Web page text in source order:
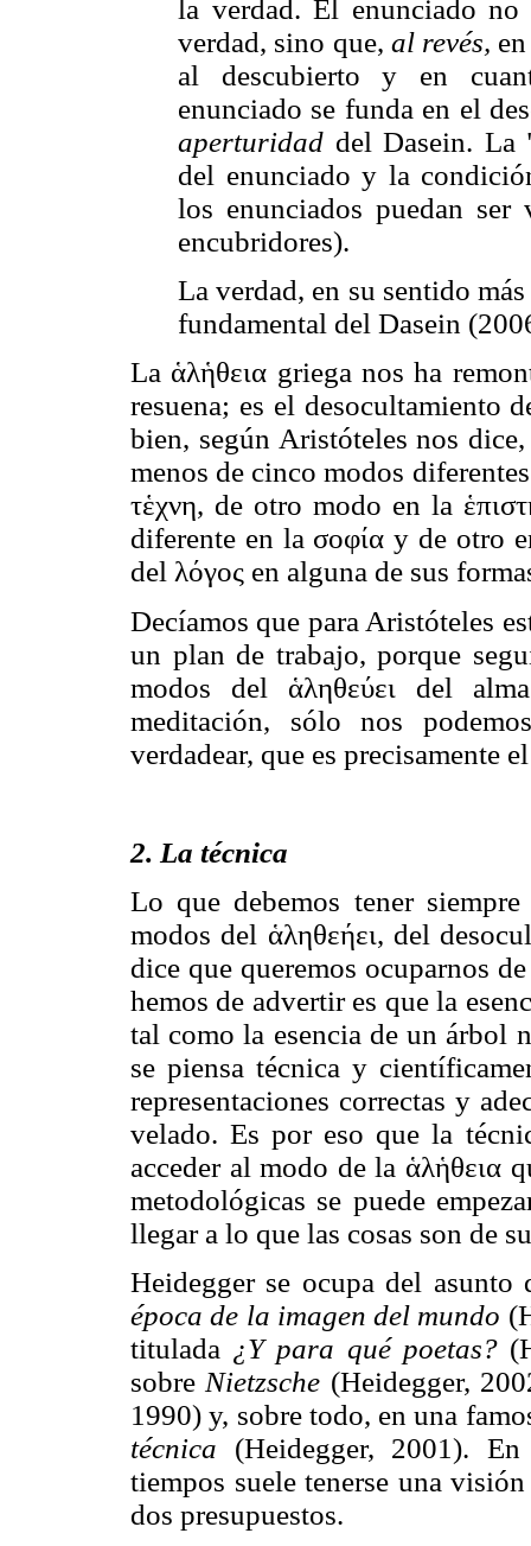
la verdad. El enunciado
verdad, sino que, al revés,
al descubierto y en
enunciado se funda en el
aperturidad del Dasein. La
del enunciado y la
los enunciados puedan ser
encubridores).
La verdad, en su sentido
fundamental del Dasein
La ἁλἡθεια griega nos ha
resuena; es el desocultamiento
bien, según Aristóteles nos
menos de cinco modos
τἑχνη, de otro modo en la
diferente en la σοφία y de otro
del λόγος en alguna de sus
Decíamos que para Aristóteles
un plan de trabajo, porque
modos del ἁληθεύει del
meditación, sólo nos
verdadear, que es precisamente
2. La técnica
Lo que debemos tener
modos del ἁληθεήει, del
dice que queremos ocuparnos
hemos de advertir es que la
tal como la esencia de un árbol
se piensa técnica y
representaciones correctas y
velado. Es por eso que la
acceder al modo de la ἁλἡθεια
metodológicas se puede
llegar a lo que las cosas son de
Heidegger se ocupa del
época de la imagen del mundo
titulada ¿Y para qué poetas?
sobre Nietzsche (Heidegger,
1990) y, sobre todo, en una
técnica (Heidegger, 2001).
tiempos suele tenerse una
dos presupuestos.